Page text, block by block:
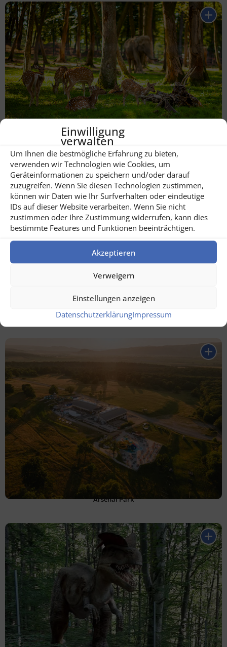
Einwilligung
verwalten
Um Ihnen die bestmögliche Erfahrung zu bieten,
verwenden wir Technologien wie Cookies, um
Geräteinformationen zu speichern und/oder darauf
zuzugreifen. Wenn Sie diesen Technologien zustimmen,
können wir Daten wie Ihr Surfverhalten oder eindeutige
IDs auf dieser Website verarbeiten. Wenn Sie nicht
zustimmen oder Ihre Zustimmung widerrufen, kann dies
bestimmte Features und Funktionen beeinträchtigen.
Akzeptieren
Verweigern
Einstellungen anzeigen
DatenschutzerklärungImpressum
Zoo / Tierpark Targu Mures
Botanischer Garten Galati
Arsenal Park